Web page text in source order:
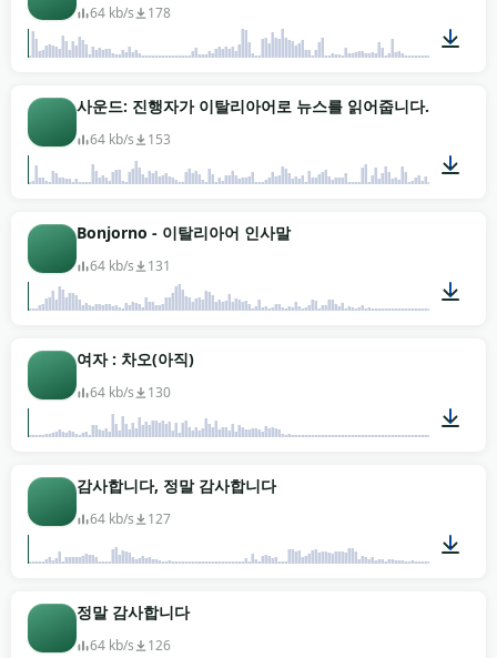
샷 아래에 똑같이 유용해요. 저작권 없는 MP3.
64 kb/s 178
00:02
사운드: 진행자가 이탈리아어로 뉴스를 읽어줍니다.
64 kb/s 153
Bonjorno - 이탈리아어 인사말
64 kb/s 131
여자 : 차오(아직)
64 kb/s 130
감사합니다, 정말 감사합니다
64 kb/s 127
정말 감사합니다
64 kb/s 126